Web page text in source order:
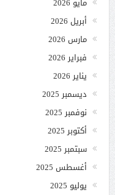
أبريل 2026
مارس 2026
فبراير 2026
يناير 2026
ديسمبر 2025
نوفمبر 2025
أكتوبر 2025
سبتمبر 2025
أغسطس 2025
يوليو 2025